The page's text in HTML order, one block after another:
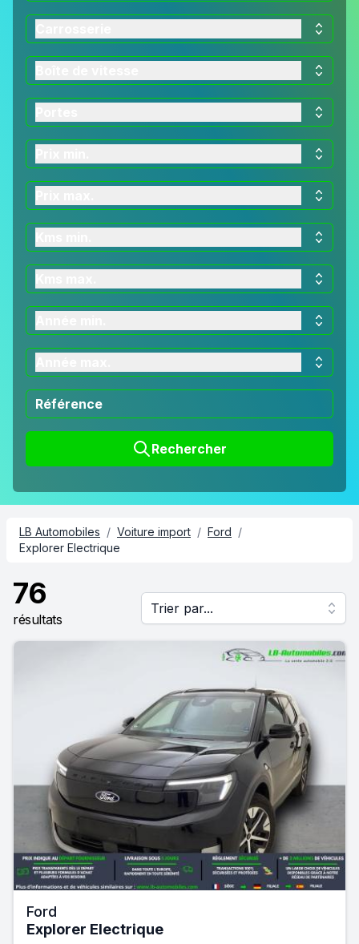
Rechercher
LB Automobiles / Voiture import / Ford /
Explorer Electrique
76
résultats
Trier par...
Ford
Explorer Electrique